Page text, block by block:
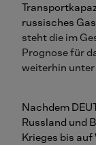
russisches
steht die im
Prognose für
weiterhin unter
Nachdem
Russland und
Krieges bis